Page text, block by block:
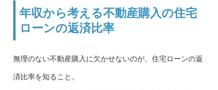
年収から考える不動産購入の住宅
ローンの返済比率
無理のない不動産購入に欠かせないのが、住宅ローンの返
済比率を知ること。